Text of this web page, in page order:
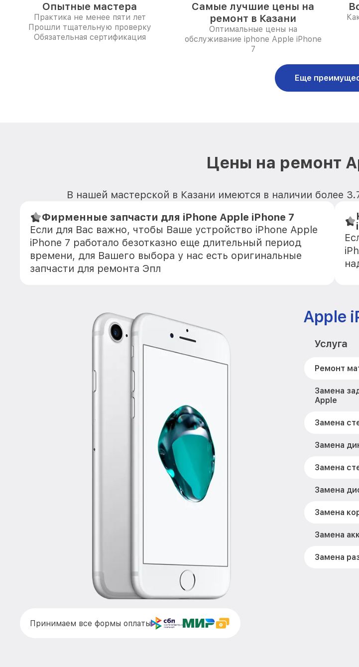
Опытные мастера
Практика не менее пяти лет
Прошли тщательную проверку
Обязательная сертификация
Самые лучшие цены на
ремонт в Казани
Оптимальные цены на
обслуживание iphone Apple iPhone
7
Еще
Цены на ремонт
В нашей мастерской в Казани имеются в наличии более
Фирменные запчасти для iPhone Apple iPhone 7
Если для Вас важно, чтобы Ваше устройство iPhone Apple
iPhone 7 работало безотказно еще длительный период
времени, для Вашего выбора у нас есть оригинальные
запчасти для ремонта Эпл
Apple
Услуга
Ремонт
Замена
Apple
Замена
Замена
Замена
Замена
Замена
Замена
Замена
Принимаем все формы оплаты